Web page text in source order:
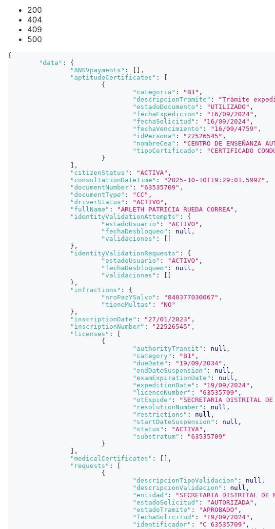
200
404
409
500
{
"data" :
{
"ANSVpayments" :
,
"aptitudeCertificates" :
{
"categoria" : "B1" ,
"descripcionTramite" : "Trámite
"estadoDocumento" : "UTILIZADO" ,
"fechaExpedicion" : "16/09/2024" ,
"fechaSolicitud" : "16/09/2024" ,
"fechaVencimiento" : "16/09/4759" ,
"idPersona" : "22526545" ,
"nombreCea" : "CENTRO DE ENSEÑANZA
"tipoCertificado" :
"CERTIFICADO
}
,
"citizenStatus" : "ACTIVA" ,
"consultationDateTime" : "2025-10-10T19:29:01.599Z" ,
"documentNumber" : "63535709" ,
"documentType" : "CC" ,
"driverStatus" : "ACTIVO" ,
"fullName" : "ARLETH PATRICIA RUEDA CORREA" ,
"identityValidationAttempts" :
{
"estadoUsuario" : "ACTIVO" ,
"fechaDesbloqueo" : null ,
"validaciones" :
} ,
"identityValidationRequests" :
{
"estadoUsuario" : "ACTIVO" ,
"fechaDesbloqueo" : null ,
"validaciones" :
} ,
"infractions" :
{
"nroPazYSalvo" : "840377030067" ,
"tieneMultas" :
"NO"
} ,
"inscriptionDate" : "27/01/2023" ,
"inscriptionNumber" : "22526545" ,
"licenses" :
{
"authorityTransit" : null ,
"category" : "B1" ,
"dueDate" : "19/09/2034" ,
"endDateSuspension" : null ,
"examExpirationDate" : null ,
"expeditionDate" : "19/09/2024" ,
"licenceNumber" : "63535709" ,
"otExpide" : "SECRETARIA DISTRITAL
"resolutionNumber" : null ,
"restrictions" : null ,
"startDateSuspension" : null ,
"status" : "ACTIVA" ,
"substratum" :
"63535709"
}
,
"medicalCertificates" :
,
"requests" :
{
"descripcionTipoValidacion" : null ,
"descripcionValidacion" : null ,
"entidad" : "SECRETARIA DISTRITAL DE
"estadoSolicitud" : "AUTORIZADA" ,
"estadoTramite" : "APROBADO" ,
"fechaSolicitud" : "19/09/2024" ,
"identificador" : "C 63535709" ,